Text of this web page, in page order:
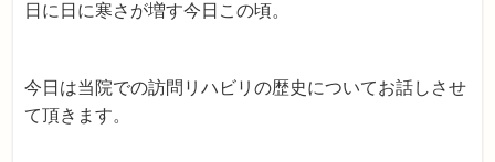
日に日に寒さが増す今日この頃。
今日は当院での訪問リハビリの歴史についてお話しさせ
て頂きます。